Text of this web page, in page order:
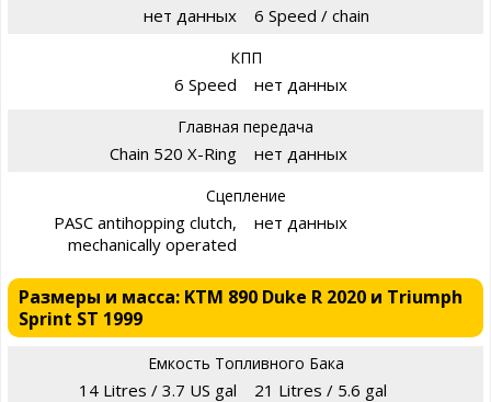
нет данных 6 Speed / chain
КПП
6 Speed нет данных
Главная передача
Chain 520 X-Ring нет данных
Сцепление
PASC antihopping clutch,
mechanically operated
нет данных
Размеры и масса: KTM 890 Duke R 2020 и Triumph
Sprint ST 1999
Емкость Топливного Бака
14 Litres / 3.7 US gal 21 Litres / 5.6 gal